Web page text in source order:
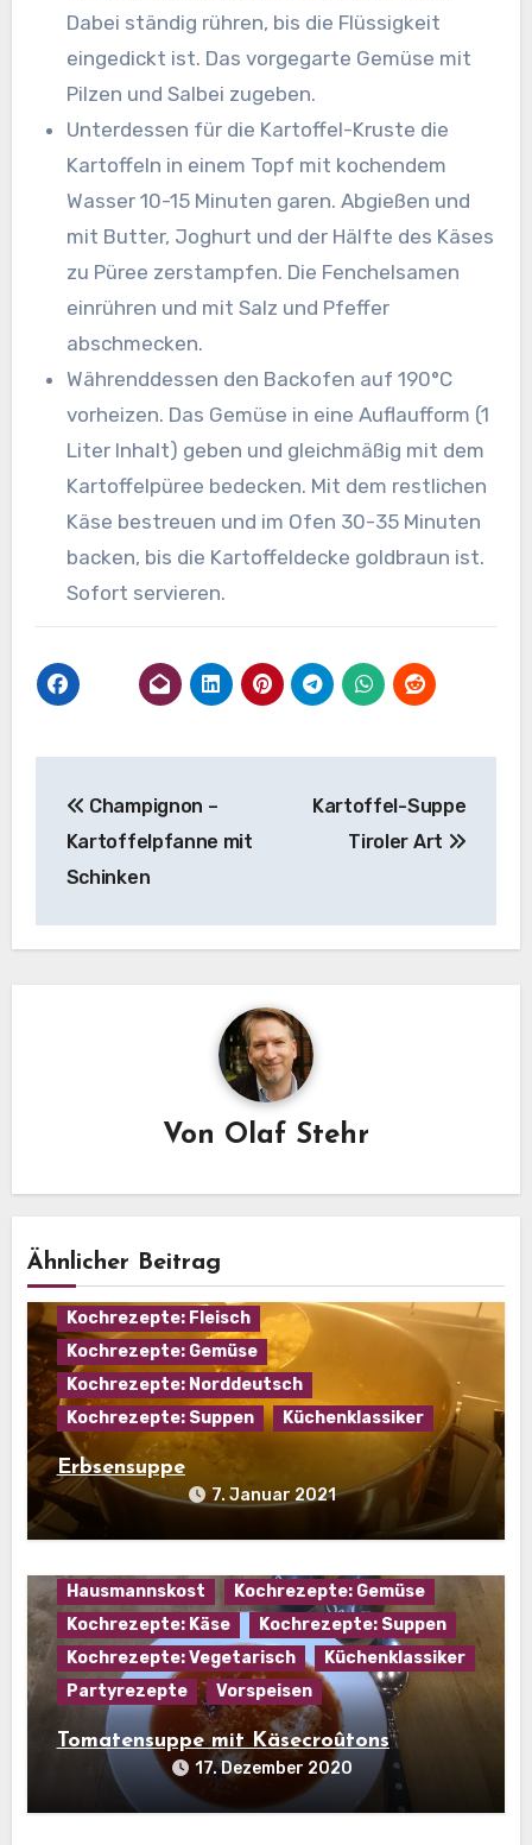
Dabei ständig rühren, bis die Flüssigkeit
eingedickt ist. Das vorgegarte Gemüse mit
Pilzen und Salbei zugeben.
Unterdessen für die Kartoffel-Kruste die
Kartoffeln in einem Topf mit kochendem
Wasser 10-15 Minuten garen. Abgießen und
mit Butter, Joghurt und der Hälfte des Käses
zu Püree zerstampfen. Die Fenchelsamen
einrühren und mit Salz und Pfeffer
abschmecken.
Währenddessen den Backofen auf 190°C
vorheizen. Das Gemüse in eine Auflaufform (1
Liter Inhalt) geben und gleichmäßig mit dem
Kartoffelpüree bedecken. Mit dem restlichen
Käse bestreuen und im Ofen 30-35 Minuten
backen, bis die Kartoffeldecke goldbraun ist.
Sofort servieren.
Champignon –
Kartoffelpfanne mit
Schinken
Kartoffel-Suppe
Tiroler Art
Von Olaf Stehr
Ähnlicher Beitrag
Eintopf
Hausmannskost
Kochrezepte: Fleisch
Kochrezepte: Gemüse
Kochrezepte: Norddeutsch
Kochrezepte: Suppen
Küchenklassiker
Erbsensuppe
7. Januar 2021
Hausmannskost
Kochrezepte: Gemüse
Kochrezepte: Käse
Kochrezepte: Suppen
Kochrezepte: Vegetarisch
Küchenklassiker
Partyrezepte
Vorspeisen
Tomatensuppe mit Käsecroûtons
17. Dezember 2020